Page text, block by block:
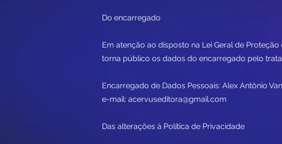
Do encarregado
Em atenção ao disposto na Lei Geral de
torna público os dados do encarregado pelo
Encarregado de Dados Pessoais: Alex Antônio
e-mail: acervuseditora@gmail.com
Das alterações à Política de Privacidade